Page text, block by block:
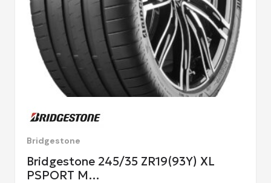
Bridgestone
Bridgestone 245/35 ZR19(93Y) XL
PSPORT M…